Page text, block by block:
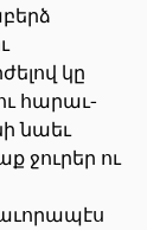
կը
հարաւ-
նաեւ
ջուրեր ու